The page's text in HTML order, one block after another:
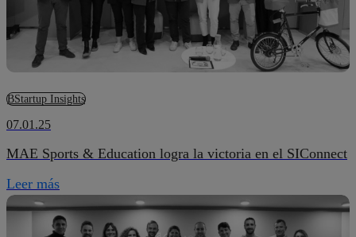
BStartup Insights
07.01.25
MAE Sports & Education logra la victoria en el SIConnect
Leer más